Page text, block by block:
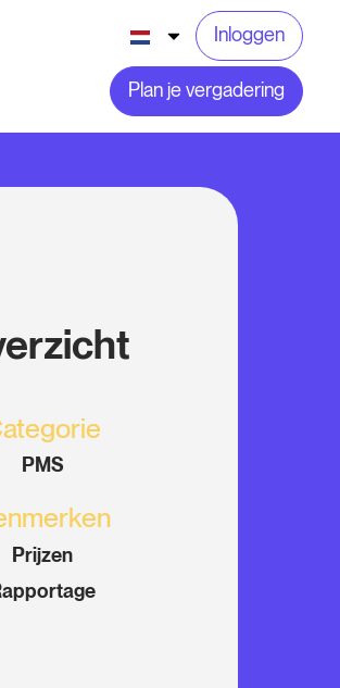
Inloggen
Plan je vergadering
PMS
Prijzen